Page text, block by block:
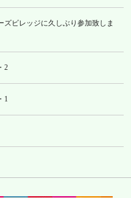
ズビレッジに久しぶり参加致しま
2
1